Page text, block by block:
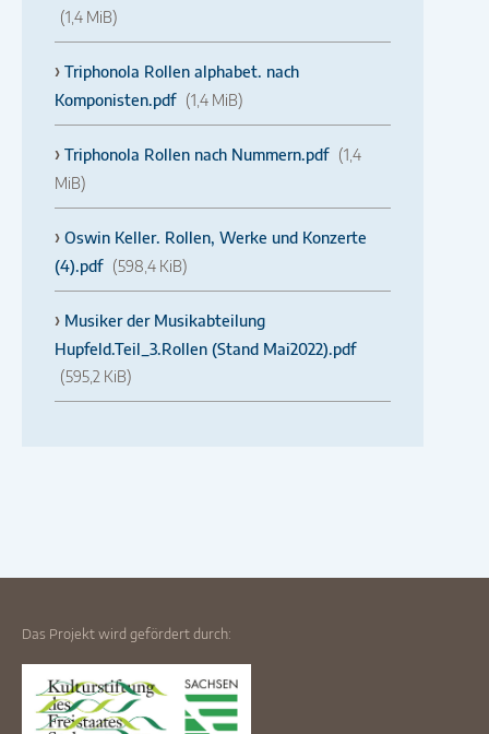
(1,4 MiB)
Triphonola Rollen alphabet. nach
Komponisten.pdf (1,4 MiB)
Triphonola Rollen nach Nummern.pdf (1,4
MiB)
Oswin Keller. Rollen, Werke und Konzerte
(4).pdf (598,4 KiB)
Musiker der Musikabteilung
Hupfeld.Teil_3.Rollen (Stand Mai2022).pdf
(595,2 KiB)
Das Projekt wird gefördert durch: